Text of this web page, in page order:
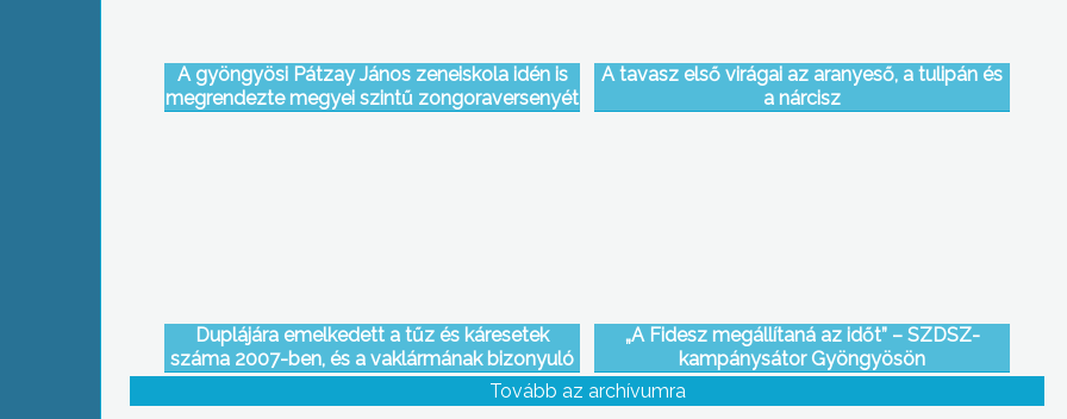
A gyöngyösi Pátzay János zeneiskola idén is
megrendezte megyei szintű zongoraversenyét
A tavasz első virágai az aranyeső, a tulipán és
a nárcisz
Duplájára emelkedett a tűz és káresetek
száma 2007-ben, és a vaklármának bizonyuló
riasztások, jelentős pluszköltségbe kerültek –
hangzott el a tűzoltók elmúlt évi munkáját
„A Fidesz megállítaná az időt” – SZDSZ-
kampánysátor Gyöngyösön
Tovább az archívumra